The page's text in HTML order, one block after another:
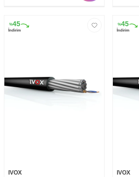
%45
İndirim
IVOX
%45
İndirim
IVOX